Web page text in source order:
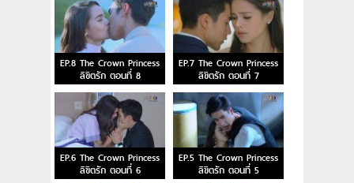
EP.8 The Crown Princess
ลิขิตรัก ตอนที่ 8
EP.7 The Crown Princess
ลิขิตรัก ตอนที่ 7
EP.6 The Crown Princess
ลิขิตรัก ตอนที่ 6
EP.5 The Crown Princess
ลิขิตรัก ตอนที่ 5